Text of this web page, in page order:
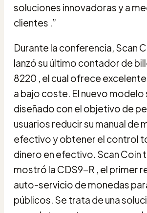
soluciones innovadoras y a
clientes .”
Durante la conferencia, Scan
lanzó su último contador de
8220 , el cual ofrece
a bajo coste. El nuevo modelo
diseñado con el objetivo de
usuarios reducir su manual de
efectivo y obtener el control
dinero en efectivo. Scan Coin
mostró la CDS9-R , el primer
auto-servicio de monedas
públicos. Se trata de una